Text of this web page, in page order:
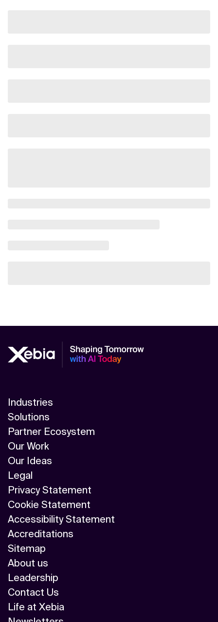
Industries
Solutions
Partner Ecosystem
Our Work
Our Ideas
Legal
Privacy Statement
Cookie Statement
Accessibility Statement
Accreditations
Sitemap
About us
Leadership
Contact Us
Life at Xebia